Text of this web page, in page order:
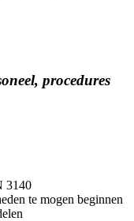
procedures
3140
te mogen beginnen